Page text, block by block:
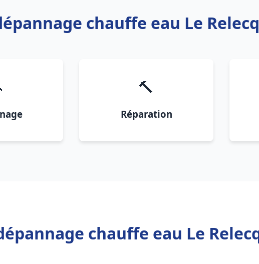
chauffe eau Le
🔨
Réparation
chauffe eau Le